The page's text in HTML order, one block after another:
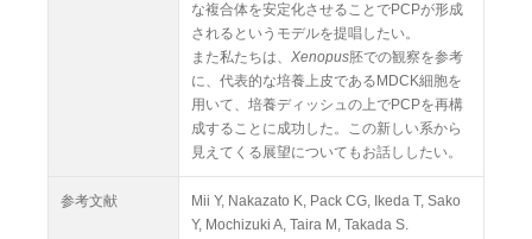
な複合体を安定化させることでPCPが形成
されるというモデルを提唱したい。
また私たちは、 Xenopus胚での観察を参考
に、代表的な培養上皮であるMDCK細胞を
用いて、培養ディッシュの上でPCPを再構
成することに成功した。この新しい系から
見えてくる展望についてもお話ししたい。
参考文献
Mii Y, Nakazato K, Pack CG, Ikeda T, Sako
Y, Mochizuki A, Taira M, Takada S.